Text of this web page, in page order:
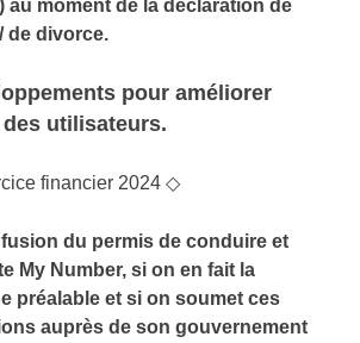
au moment de la déclaration de
de divorce.
pour améliorer
des utilisateurs.
financier 2024 ◇
du permis de conduire et
My Number, si on en fait la
préalable et si on soumet ces
auprès de son gouvernement